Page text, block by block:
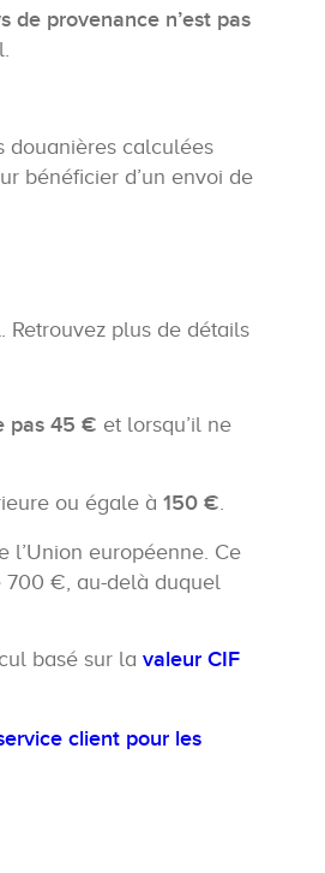
de provenance n’est pas
douanières calculées
bénéficier d’un envoi de
plus de détails
pas 45 € et lorsqu’il ne
ou égale à 150 €.
l’Union européenne. Ce
700 €, au-delà duquel
basé sur la valeur CIF
client pour les